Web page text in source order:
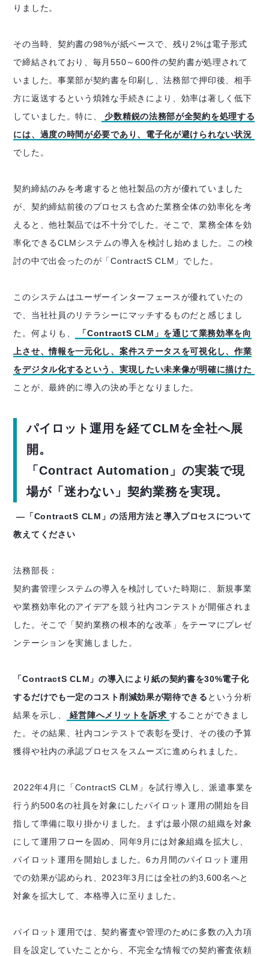
りました。
その当時、契約書の98%が紙ベースで、残り2%は電子形式
で締結されており、毎月550～600件の契約書が処理されて
いました。事業部が契約書を印刷し、法務部で押印後、相手
方に返送するという煩雑な手続きにより、効率は著しく低下
していました。特に、
少数精鋭の法務部が全契約を処理する
には、過度の時間が必要であり、電子化が避けられない状況
でした。
契約締結のみを考慮すると他社製品の方が優れていました
が、契約締結前後のプロセスも含めた業務全体の効率化を考
えると、他社製品では不十分でした。そこで、業務全体を効
率化できるCLMシステムの導入を検討し始めました。この検
討の中で出会ったのが「ContractS CLM」でした。
このシステムはユーザーインターフェースが優れていたの
で、当社社員のリテラシーにマッチするものだと感じまし
た。何よりも、
「ContractS CLM」を通じて業務効率を向
上させ、情報を一元化し、案件ステータスを可視化し、作業
をデジタル化するという、実現したい未来像が明確に描けた
ことが、最終的に導入の決め手となりました。
パイロット運用を経てCLMを全社へ展
開。
「Contract Automation」の実装で現
場が「迷わない」契約業務を実現。
―「ContractS CLM」の活用方法と導入プロセスについて
教えてください
法務部長：
契約書管理システムの導入を検討していた時期に、新規事業
や業務効率化のアイデアを競う社内コンテストが開催されま
した。そこで「契約業務の根本的な改革」をテーマにプレゼ
ンテーションを実施しました。
「ContractS CLM」の導入により紙の契約書を30%電子化
するだけでも一定のコスト削減効果が期待できる という分析
結果を示し、
経営陣へメリットを訴求 することができまし
た。その結果、社内コンテストで表彰を受け、その後の予算
獲得や社内の承認プロセスをスムーズに進められました。
2022年4月に「ContractS CLM」を試行導入し、派遣事業を
行う約500名の社員を対象にしたパイロット運用の開始を目
指して準備に取り掛かりました。まずは最小限の組織を対象
にして運用フローを固め、同年9月には対象組織を拡大し、
パイロット運用を開始しました。6カ月間のパイロット運用
での効果が認められ、2023年3月には全社の約3,600名へと
対象を拡大して、本格導入に至りました。
パイロット運用では、契約審査や管理のために多数の入力項
目を設定していたことから、不完全な情報での契約審査依頼